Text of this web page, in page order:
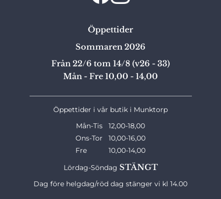
Öppettider
Sommaren 2026
Från 22/6 tom 14/8 (v26 - 33)
Mån - Fre 10,00 - 14,00
Öppettider i vår butik i Munktorp
Mån-Tis 12,00-18,00
Ons-Tor 10,00-16,00
Fre 10,00-14,00
Lördag-Söndag STÄNGT
Dag före helgdag/röd dag stänger vi kl 14.00